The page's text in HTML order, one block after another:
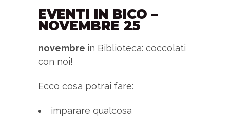
EVENTI IN BICO –
NOVEMBRE 25
novembre in Biblioteca: coccolati
con noi!
Ecco cosa potrai fare:
imparare qualcosa